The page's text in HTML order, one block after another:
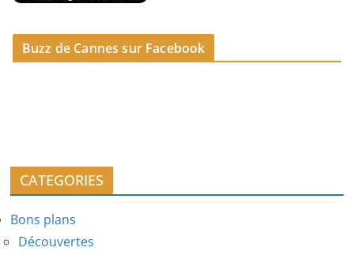
Buzz de Cannes sur Facebook
CATEGORIES
Bons plans
Découvertes